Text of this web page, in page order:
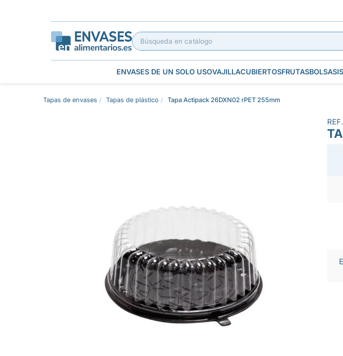
ENVASES DE UN SOLO USOVAJILLACUBIERTOSFRUTASBOLSAS
Tapas de envases Tapas de plástico Tapa Actipack 26DXN02 rPET 255mm
REF.